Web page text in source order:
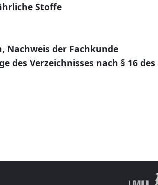
Stoffe
Nachweis der Fachkunde
Verzeichnisses nach § 16 des